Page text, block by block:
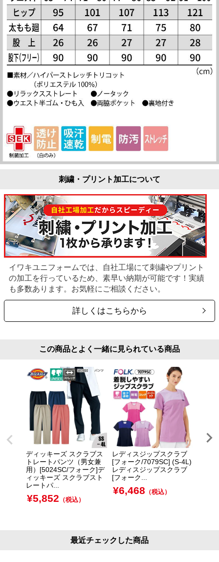
刺繍・プリント加工について
イワキユニフォームでは、自社工場にて刺繍やプリント
の加工を行っているため、素早い納期が可能です！実績
も多数あります。お気軽にご相談ください。
詳しくはこちらから
この商品とよく一緒に見られている商品
ディッキーズ スクラブス
トレートパンツ（男女兼
用）[5024SC/フォーク]デ
ィッキーズ スクラブスト
レートパ...
¥5,852 （税込）
レディスジップスクラブ
[フォーク/7079SC] (S-4L)
レディスジップスクラブ
[フォーク...
¥6,468 （税込）
最近チェックした商品